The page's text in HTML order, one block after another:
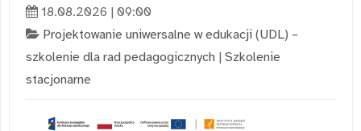
18.08.2026 | 09:00
Projektowanie uniwersalne w edukacji (UDL) –
szkolenie dla rad pedagogicznych | Szkolenie
stacjonarne